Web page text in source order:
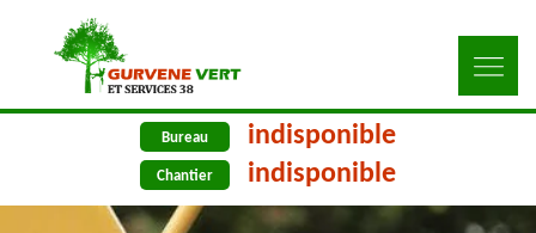
Bureau indisponible
Chantier indisponible